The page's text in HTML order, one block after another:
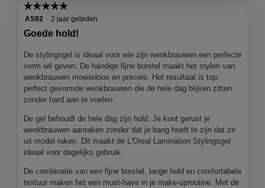
☆☆☆☆☆
☆☆☆☆☆
5
van
sterren.
AS92 · 2 jaar geleden
Goede hold!
De stylingsgel is ideaal voor wie zijn wenkbrauwen een perfecte
vorm wil geven. De handige fijne borstel maakt het stylen van
wenkbrauwen moeiteloos en precies. Het resultaat is top:
perfect gevormde wenkbrauwen die de hele dag blijven zitten
zonder hard aan te voelen.
De gel behoudt de hele dag zijn hold. Je kunt gerust je
wenkbrauwen aanraken zonder dat je bang hoeft te zijn dat ze
uit model raken. Dit maakt de L'Oreal Lamination Stylingsgel
ideaal voor dagelijks gebruik.
De combinatie van een fijne borstel, lange hold en comfortabele
textuur maken het een must-have in je make-uproutine. Met de